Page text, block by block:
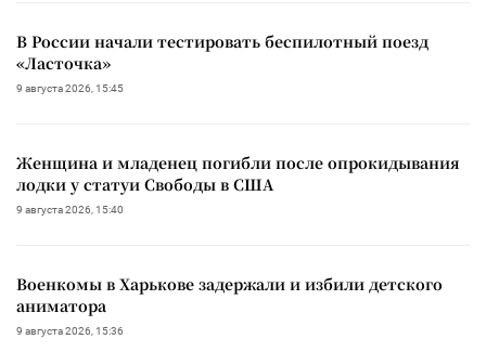
В России начали тестировать беспилотный поезд
«Ласточка»
9 августа 2026, 15:45
Женщина и младенец погибли после опрокидывания
лодки у статуи Свободы в США
9 августа 2026, 15:40
Военкомы в Харькове задержали и избили детского
аниматора
9 августа 2026, 15:36